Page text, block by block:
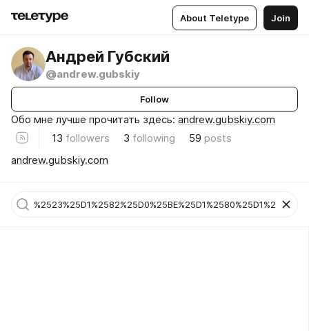
About Teletype Join
Андрей Губский
@andrew.gubskiy
Follow
Обо мне лучше прочитать здесь: andrew.gubskiy.com
13 followers 3 following 59 posts
andrew.gubskiy.com